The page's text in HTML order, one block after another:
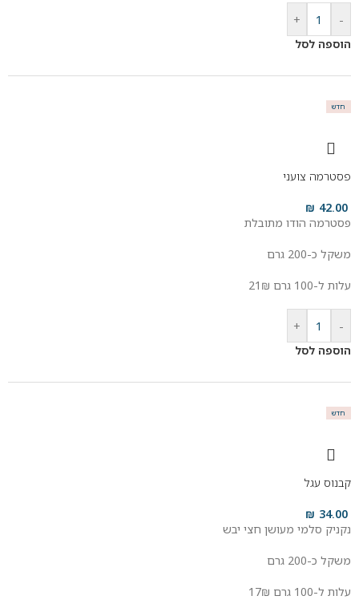
-
+
הוספה לסל
חדש
פסטרמה צועני
42.00
₪
פסטרמה הודו מתובלת
משקל כ-200 גרם
עלות ל-100 גרם 21₪
-
+
הוספה לסל
חדש
קבנוס עגל
34.00
₪
נקניק סלמי מעושן חצי יבש
משקל כ-200 גרם
עלות ל-100 גרם 17₪